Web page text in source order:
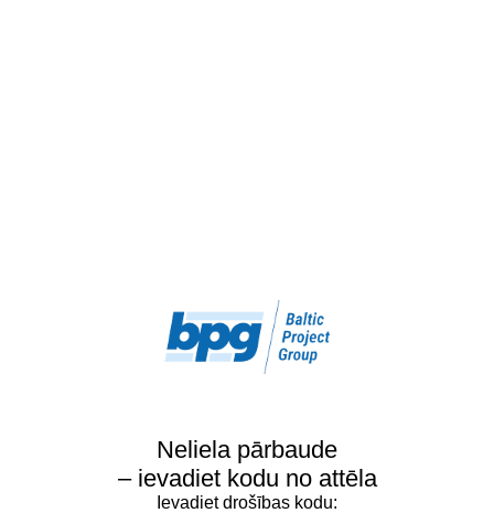
Neliela pārbaude
– ievadiet kodu no attēla
Ievadiet drošības kodu: